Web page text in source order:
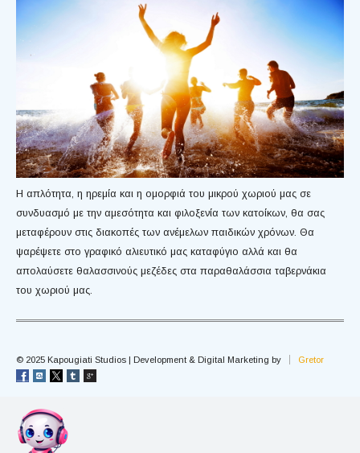
Η απλότητα, η ηρεμία και η ομορφιά του μικρού χωριού μας σε
συνδυασμό με την αμεσότητα και φιλοξενία των κατοίκων, θα σας
μεταφέρουν στις διακοπές των ανέμελων παιδικών χρόνων. Θα
ψαρέψετε στο γραφικό αλιευτικό μας καταφύγιο αλλά και θα
απολαύσετε θαλασσινούς μεζέδες στα παραθαλάσσια ταβερνάκια
του χωριού μας.
© 2025 Kapougiati Studios | Development & Digital Marketing by Gretor